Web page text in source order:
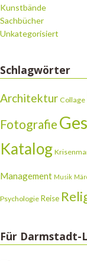
Kunstbände
Sachbücher
Unkategorisiert
Schlagwörter
Architektur Collage
Fotografie
Katalog
Management Musik
Psychologie Reise
Für Darmstadt-